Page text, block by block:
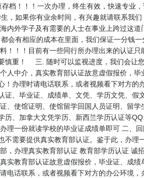
档！！！一次办理，终生有效，快速专业
如果你有业余时间，有兴趣就请联系我
内外学子及有需要的人士在事业上跨过
都会有相应的成本在里面，我们保证一分
！！！目前有一些同行所办理出来的认证
慎重！ 三. 随时可以监视进度，我们会让
人中介，真实教育部认证故意虚假报价，
办理时请电话联系，或者视频看下对方
、毕业证、成绩单、文凭、学历文凭、假
、使馆证明、使馆留学回国人员证明、留
、加拿大文凭学历、新西兰学历认证等
理一份就读学校的毕业证成绩单即可 二、
需要提供真实教育部认证。鉴于此，办
，办理真实教育部认证 教育部学历认证 诚
实教育部认证故意虚假报价，毕业证、成
电话联系，或者视频看下对方的办公环境